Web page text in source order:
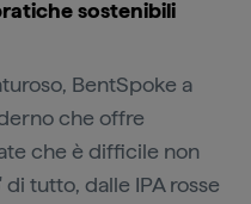
sostenibili
BentSpoke a
che offre
che è difficile non
tutto, dalle IPA rosse